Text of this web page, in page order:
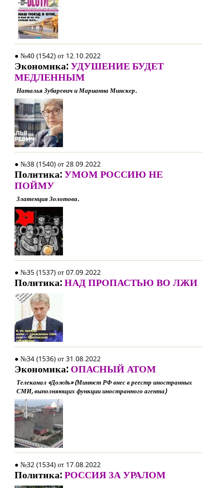
● №40 (1542) от 12.10.2022
Экономика:УДУШЕНИЕ БУДЕТ
МЕДЛЕННЫМ
Наталья Зубаревич и Марианна Минскер.
● №38 (1540) от 28.09.2022
Политика:УМОМ РОССИЮ НЕ
ПОЙМУ
Златенция Золотова.
● №35 (1537) от 07.09.2022
Политика:НАД ПРОПАСТЬЮ ВО ЛЖИ
● №34 (1536) от 31.08.2022
Экономика: ОПАСНЫЙ АТОМ
Телеканал «Дождь» (Минюст РФ внес в реестр иностранных
СМИ, выполняющих функции иностранного агента)
● №32 (1534) от 17.08.2022
Политика:РОССИЯ ЗА УРАЛОМ